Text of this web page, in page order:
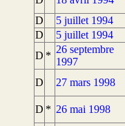
D
5 juillet 1994
D
5 juillet 1994
D *
26 septembre
1997
D
27 mars 1998
D * 26 mai 1998